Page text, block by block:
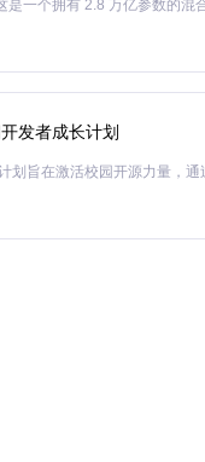
发者成长计划